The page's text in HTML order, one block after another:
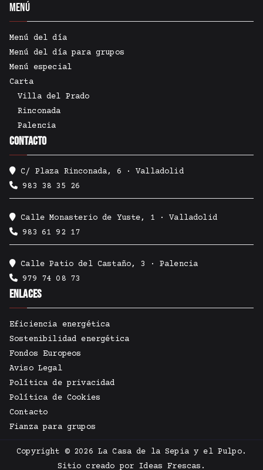
Menú
Menú del día
Menú del día para grupos
Menú especial
Carta
Villa del Prado
Rinconada
Palencia
Contacto
C/ Plaza Rinconada, 6 · Valladolid
983 38 35 26
Calle Monasterio de Yuste, 1 · Valladolid
983 61 92 17
Calle Patio del Castaño, 3 · Palencia
979 74 08 73
Enlaces
Eficiencia energética
Sostenibilidad energética
Fondos Europeos
Aviso Legal
Política de privacidad
Política de Cookies
Contacto
Fianza para grupos
Copyright © 2026 La Casa de la Sepia y el Pulpo.
Sitio creado por Ideas Frescas .